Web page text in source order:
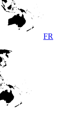
FR